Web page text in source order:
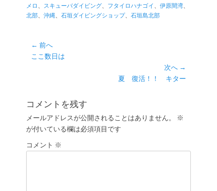
ゴ
リ
メロ
スキューバダイビング フタイロハナゴイ 伊原間湾
北部
沖縄 石垣ダイビングショップ、 石垣島北部
投
稿
ー
シ
ョ
ン
← 前へ
前
ここ数日は
次へ →
投
夏 復活！！ キター
コメントを残す
メールアドレスが公開されることはありません。
※
が付いている欄は必須項目です
コメント ※